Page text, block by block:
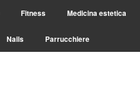
Fitness Medicina estetica
Nails Parrucchiere